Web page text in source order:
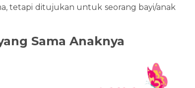
tetapi ditujukan untuk seorang bayi/anak
Sama Anaknya